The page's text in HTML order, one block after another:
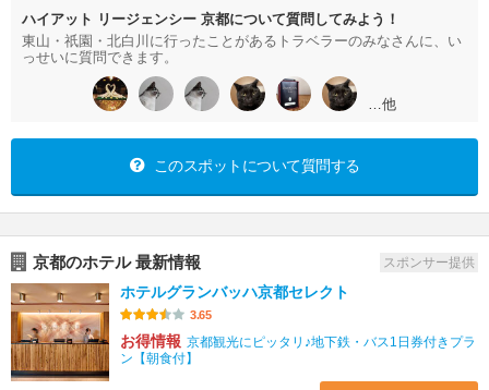
ハイアット リージェンシー 京都について質問してみよう！
東山・祇園・北白川に行ったことがあるトラベラーのみなさんに、い
っせいに質問できます。
…他
このスポットについて質問する
京都のホテル 最新情報 スポンサー提供
ホテルグランバッハ京都セレクト
3.65
お得情報 京都観光にピッタリ♪地下鉄・バス1日券付きプラ
ン【朝食付】